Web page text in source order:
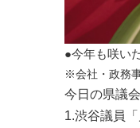
●今年も咲い
※会社・政務
今日の県議
1.渋谷議員